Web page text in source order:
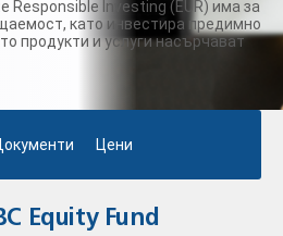
Responsible Investing (EUR) има за
като инвестира предимно
продукти и услуги насърчават
Цени
Equity Fund